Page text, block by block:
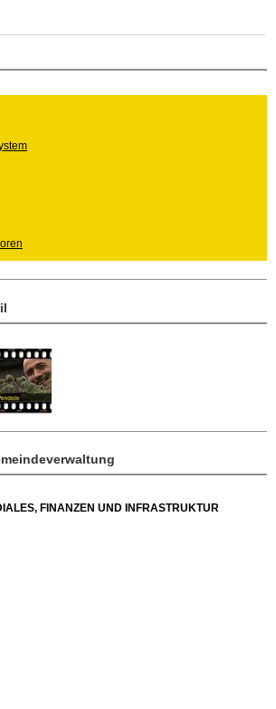
FINANZEN UND INFRASTRUKTUR